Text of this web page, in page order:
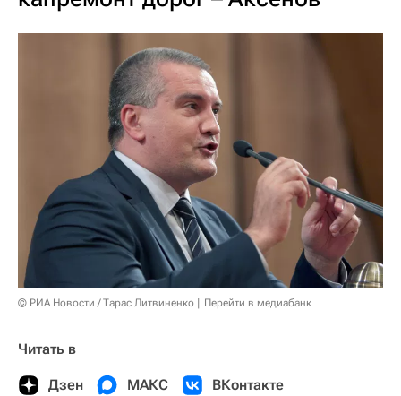
© РИА Новости / Тарас Литвиненко Перейти в медиабанк
Читать в
Дзен МАКС ВКонтакте